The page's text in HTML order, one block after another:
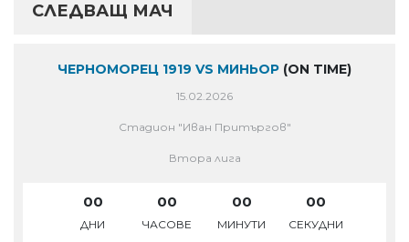
СЛЕДВАЩ МАЧ
ЧЕРНОМОРЕЦ 1919 VS МИНЬОР (ON TIME)
15.02.2026
Стадион "Иван Притъргов"
Втора лига
00
ДНИ
00
ЧАСОВЕ
00
МИНУТИ
00
СЕКУДНИ